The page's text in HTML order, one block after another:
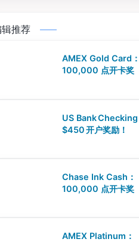
推荐
AMEX Gold Card：
100,000 点开卡奖
US Bank Checking
$450 开户奖励！
Chase Ink Cash：
100,000 点开卡奖
AMEX Platinum：